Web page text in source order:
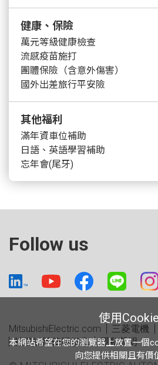
健康、保險
萬元等級健康檢查
流感疫苗施打
團體保險（含意外傷害）
國外出差旅行平安險
其他福利
滿年資車位補助
日語、英語學習補助
忘年會(尾牙)
Follow us
MitsubishiElectric.com 三菱電機
社群媒體使用規章
隱私聲明
使用
本網站希望在您的瀏覽器上放置一個
向您提供相關且有價